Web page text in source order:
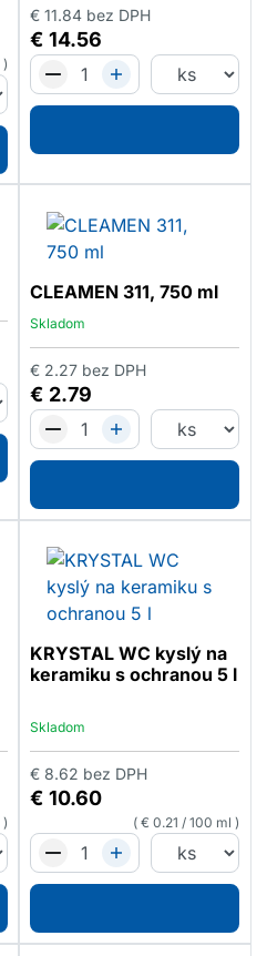
€ 14.56
€ 11.84 bez DPH
CLEAMEN 311, 750 ml
Skladom
€ 2.79
€ 2.27 bez DPH
KRYSTAL WC kyslý na
keramiku s ochranou 5 l
Skladom
€ 10.60
€ 8.62 bez DPH
€ 0.21 /100 ml